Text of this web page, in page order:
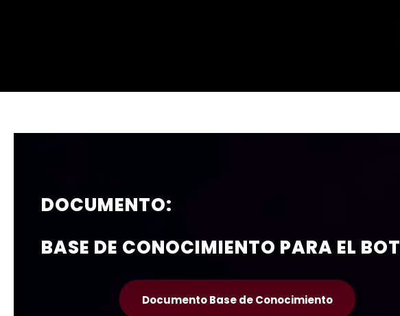
DOCUMENTO:
BASE DE CONOCIMIENTO PARA EL BOT
Documento Base de Conocimiento